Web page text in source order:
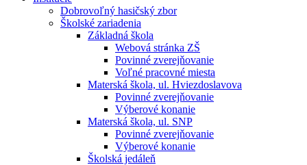
Dobrovoľný hasičský zbor
Školské zariadenia
Základná škola
Webová stránka ZŠ
Povinné zverejňovanie
Voľné pracovné miesta
Materská škola, ul. Hviezdoslavova
Povinné zverejňovanie
Výberové konanie
Materská škola, ul. SNP
Povinné zverejňovanie
Výberové konanie
Školská jedáleň